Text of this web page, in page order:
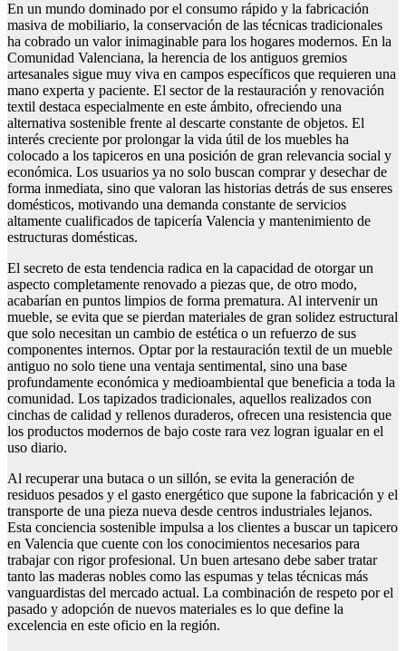
En un mundo dominado por el consumo rápido y la fabricación
masiva de mobiliario, la conservación de las técnicas tradicionales
ha cobrado un valor inimaginable para los hogares modernos. En la
Comunidad Valenciana, la herencia de los antiguos gremios
artesanales sigue muy viva en campos específicos que requieren una
mano experta y paciente. El sector de la restauración y renovación
textil destaca especialmente en este ámbito, ofreciendo una
alternativa sostenible frente al descarte constante de objetos. El
interés creciente por prolongar la vida útil de los muebles ha
colocado a los tapiceros en una posición de gran relevancia social y
económica. Los usuarios ya no solo buscan comprar y desechar de
forma inmediata, sino que valoran las historias detrás de sus enseres
domésticos, motivando una demanda constante de servicios
altamente cualificados de tapicería Valencia y mantenimiento de
estructuras domésticas.
El secreto de esta tendencia radica en la capacidad de otorgar un
aspecto completamente renovado a piezas que, de otro modo,
acabarían en puntos limpios de forma prematura. Al intervenir un
mueble, se evita que se pierdan materiales de gran solidez estructural
que solo necesitan un cambio de estética o un refuerzo de sus
componentes internos. Optar por la restauración textil de un mueble
antiguo no solo tiene una ventaja sentimental, sino una base
profundamente económica y medioambiental que beneficia a toda la
comunidad. Los tapizados tradicionales, aquellos realizados con
cinchas de calidad y rellenos duraderos, ofrecen una resistencia que
los productos modernos de bajo coste rara vez logran igualar en el
uso diario.
Al recuperar una butaca o un sillón, se evita la generación de
residuos pesados y el gasto energético que supone la fabricación y el
transporte de una pieza nueva desde centros industriales lejanos.
Esta conciencia sostenible impulsa a los clientes a buscar un tapicero
en Valencia que cuente con los conocimientos necesarios para
trabajar con rigor profesional. Un buen artesano debe saber tratar
tanto las maderas nobles como las espumas y telas técnicas más
vanguardistas del mercado actual. La combinación de respeto por el
pasado y adopción de nuevos materiales es lo que define la
excelencia en este oficio en la región.